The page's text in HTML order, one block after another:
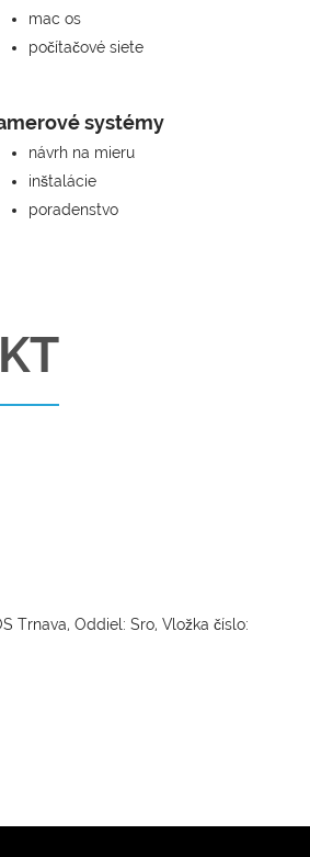
mac os
počítačové siete
systémy
návrh na mieru
inštalácie
poradenstvo
Trnava, Oddiel: Sro, Vložka číslo: